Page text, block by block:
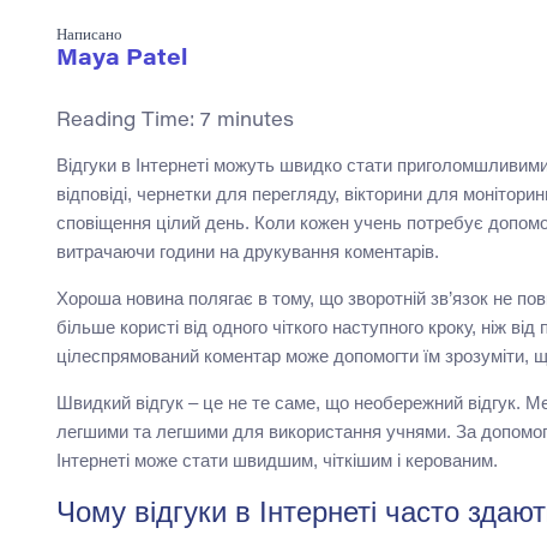
Написано
Maya Patel
Reading Time: 7 minutes
Відгуки в Інтернеті можуть швидко стати
відповіді, чернетки для перегляду, вікторини для
сповіщення цілий день. Коли кожен учень потребує
витрачаючи години на друкування коментарів.
Хороша новина полягає в тому, що зворотній зв’язок не
більше користі від одного чіткого наступного кроку, ніж
цілеспрямований коментар може допомогти їм зрозуміти,
Швидкий відгук – це не те саме, що необережний відгук.
легшими та легшими для використання учнями. За
Інтернеті може стати швидшим, чіткішим і керованим.
Чому відгуки в Інтернеті часто